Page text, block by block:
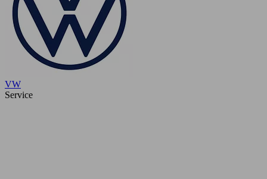
VW
Service